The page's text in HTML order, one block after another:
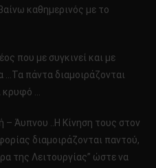
καθημερινός με το
που με συγκινεί και με
πάντα διαμοιράζονται
…
Άυπνου ..Η Κίνηση τους στον
διαμοιράζονται παντού,
της Λειτουργίας” ώστε να